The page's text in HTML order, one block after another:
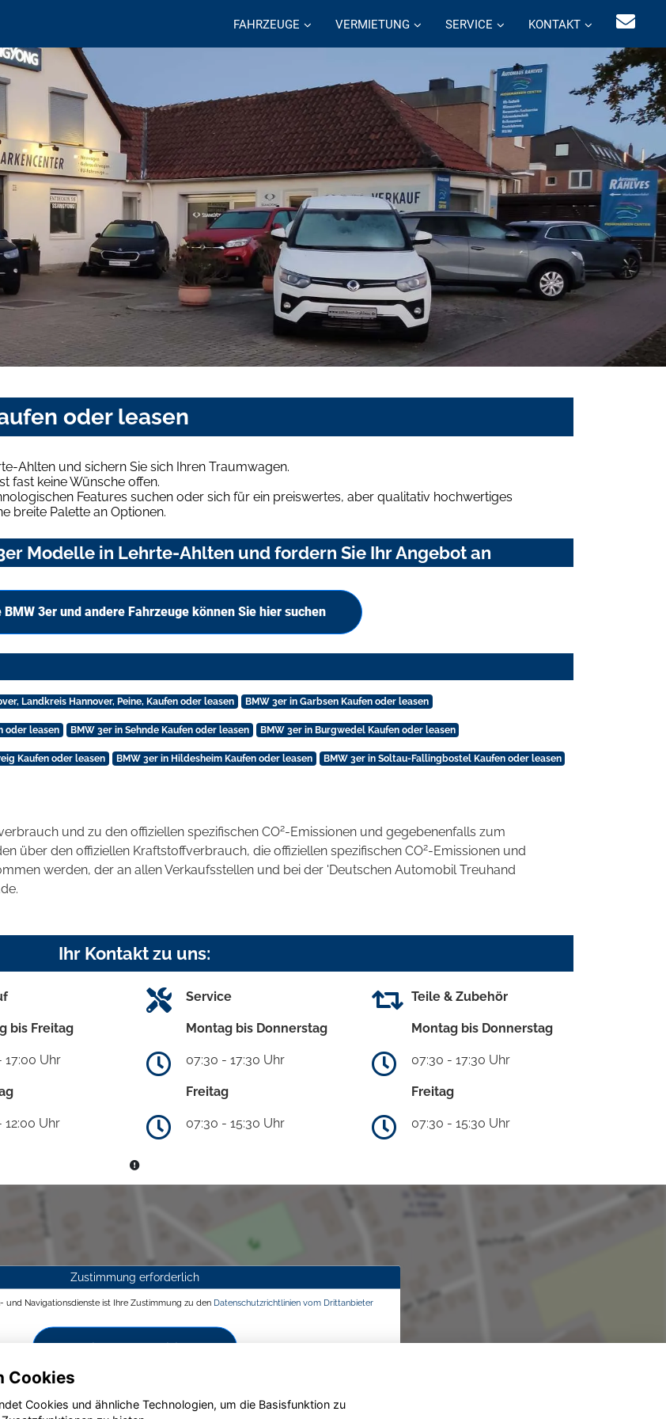
FAHRZEUGE VERMIETUNG SERVICE KONTAKT
oder leasen
Ahlten und sichern Sie sich Ihren Traumwagen.
fast keine Wünsche offen.
Features suchen oder sich für ein preiswertes, aber qualitativ hochwertiges
breite Palette an Optionen.
Modelle in Lehrte-Ahlten und fordern Sie Ihr Angebot an
BMW 3er und andere Fahrzeuge können Sie hier suchen
Landkreis Hannover, Peine, Kaufen oder leasen BMW 3er in Garbsen Kaufen oder leasen
oder leasen BMW 3er in Sehnde Kaufen oder leasen BMW 3er in Burgwedel Kaufen oder leasen
Kaufen oder leasen BMW 3er in Hildesheim Kaufen oder leasen BMW 3er in Soltau-Fallingbostel Kaufen oder leasen
und zu den offiziellen spezifischen CO2-Emissionen und gegebenenfalls zum
über den offiziellen Kraftstoffverbrauch, die offiziellen spezifischen CO2-Emissionen und
werden, der an allen Verkaufsstellen und bei der 'Deutschen Automobil Treuhand
Ihr Kontakt zu uns:
bis Freitag
17:00 Uhr
12:00 Uhr
Service
Montag bis Donnerstag
07:30 - 17:30 Uhr
Freitag
07:30 - 15:30 Uhr
Teile & Zubehör
Montag bis Donnerstag
07:30 - 17:30 Uhr
Freitag
07:30 - 15:30 Uhr
Zustimmung erforderlich
und Navigationsdienste ist Ihre Zustimmung zu den Datenschutzrichtlinien vom Drittanbieter
Cookies
Cookies und ähnliche Technologien, um die Basisfunktion zu